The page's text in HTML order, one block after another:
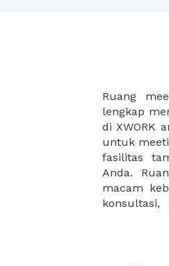
Ruang
lengkap
di XWORK
untuk
fasilitas
Anda.
macam
konsultasi,
meeting
kebutuhan
dapat
strategis,
ataupun
meeting